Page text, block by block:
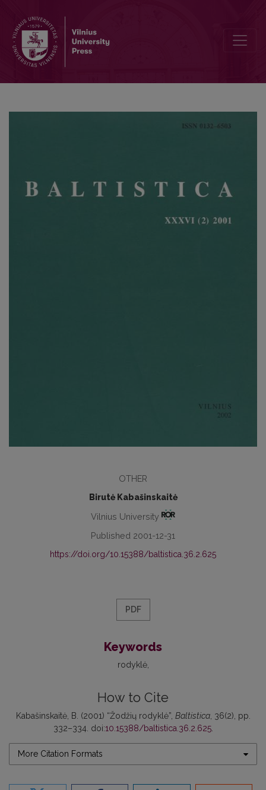
OTHER
Birutė Kabašinskaitė
Vilnius University
Published 2001-12-31
https://doi.org/10.15388/baltistica.36.2.625
PDF
Keywords
rodyklė
How to Cite
Kabašinskaitė, B. (2001) “Žodžių rodyklė”, Baltistica, 36(2), pp.
332–334. doi:10.15388/baltistica.36.2.625.
More Citation Formats